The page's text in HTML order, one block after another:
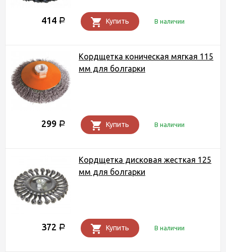
414 Р Купить В наличии
Кордщетка коническая мягкая 115
мм для болгарки
299 Р Купить В наличии
Кордщетка дисковая жесткая 125
мм для болгарки
372 Р Купить В наличии